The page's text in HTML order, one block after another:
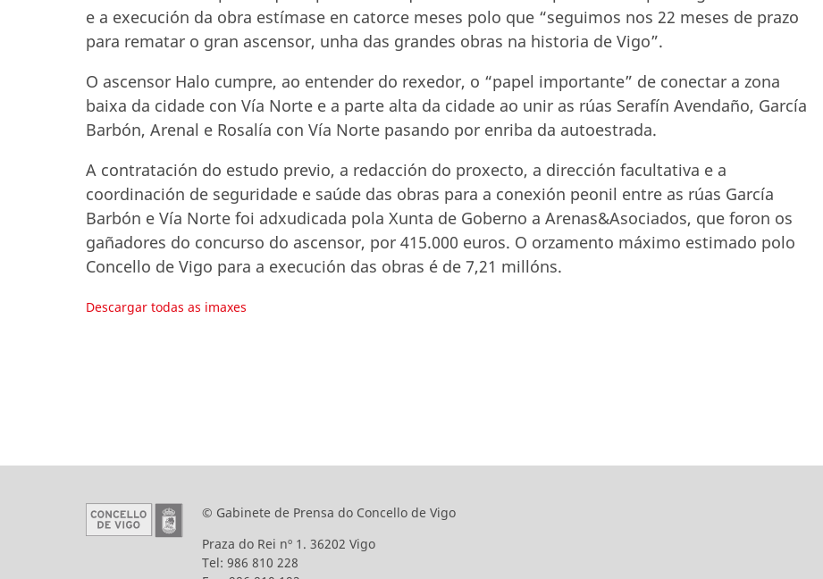
e a execución da obra estímase en catorce meses polo que “seguimos nos 22 meses de prazo
para rematar o gran ascensor, unha das grandes obras na historia de Vigo”.
O ascensor Halo cumpre, ao entender do rexedor, o “papel importante” de conectar a zona
baixa da cidade con Vía Norte e a parte alta da cidade ao unir as rúas Serafín Avendaño, García
Barbón, Arenal e Rosalía con Vía Norte pasando por enriba da autoestrada.
A contratación do estudo previo, a redacción do proxecto, a dirección facultativa e a
coordinación de seguridade e saúde das obras para a conexión peonil entre as rúas García
Barbón e Vía Norte foi adxudicada pola Xunta de Goberno a Arenas&Asociados, que foron os
gañadores do concurso do ascensor, por 415.000 euros. O orzamento máximo estimado polo
Concello de Vigo para a execución das obras é de 7,21 millóns.
Descargar todas as imaxes
© Gabinete de Prensa do Concello de Vigo
Praza do Rei nº 1. 36202 Vigo
Tel: 986 810 228